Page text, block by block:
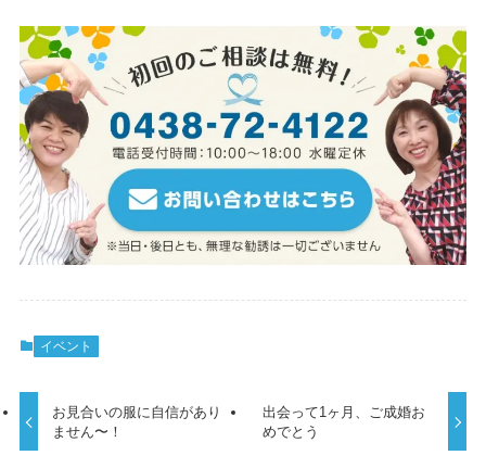
イベント
お見合いの服に自信があり
ません〜！
出会って1ヶ月、ご成婚お
めでとう